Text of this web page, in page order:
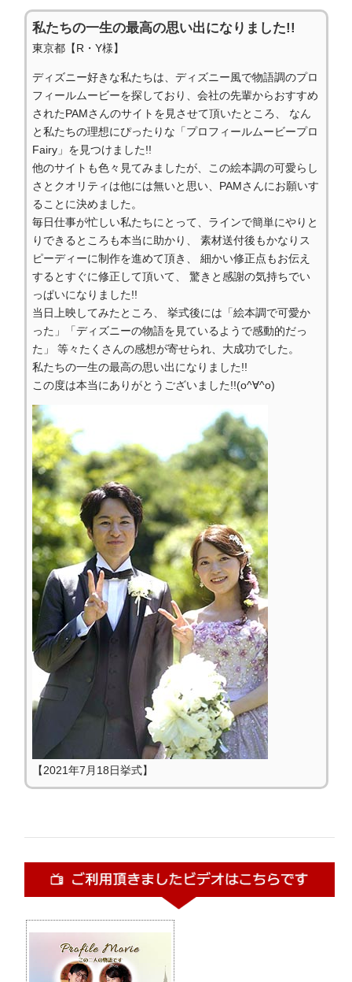
私たちの一生の最高の思い出になりました!!
東京都【R・Y様】
ディズニー好きな私たちは、ディズニー風で物語調のプロ
フィールムービーを探しており、会社の先輩からおすすめ
されたPAMさんのサイトを見させて頂いたところ、 なん
と私たちの理想にぴったりな「プロフィールムービープロ
Fairy」を見つけました!!
他のサイトも色々見てみましたが、この絵本調の可愛らし
さとクオリティは他には無いと思い、PAMさんにお願いす
ることに決めました。
毎日仕事が忙しい私たちにとって、ラインで簡単にやりと
りできるところも本当に助かり、 素材送付後もかなりス
ピーディーに制作を進めて頂き、 細かい修正点もお伝え
するとすぐに修正して頂いて、 驚きと感謝の気持ちでい
っぱいになりました!!
当日上映してみたところ、 挙式後には「絵本調で可愛か
った」「ディズニーの物語を見ているようで感動的だっ
た」 等々たくさんの感想が寄せられ、大成功でした。
私たちの一生の最高の思い出になりました!!
この度は本当にありがとうございました!!(o^∀^o)
【2021年7月18日挙式】